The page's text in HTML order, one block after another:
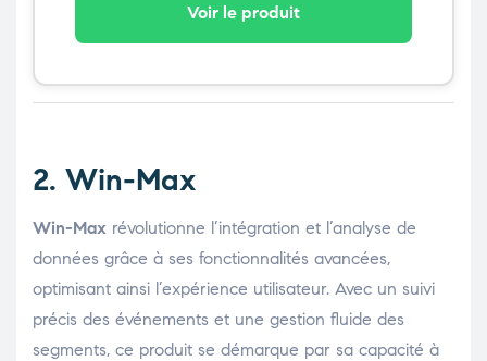
Voir le produit
2. Win-Max
Win-Max révolutionne l’intégration et l’analyse de
données grâce à ses fonctionnalités avancées,
optimisant ainsi l’expérience utilisateur. Avec un suivi
précis des événements et une gestion fluide des
segments, ce produit se démarque par sa capacité à